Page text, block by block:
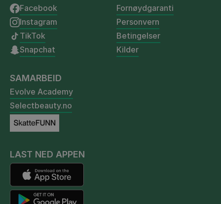
Facebook
Instagram
TikTok
Snapchat
Fornøydgaranti
Personvern
Betingelser
Kilder
SAMARBEID
Evolve Academy
Selectbeauty.no
LAST NED APPEN